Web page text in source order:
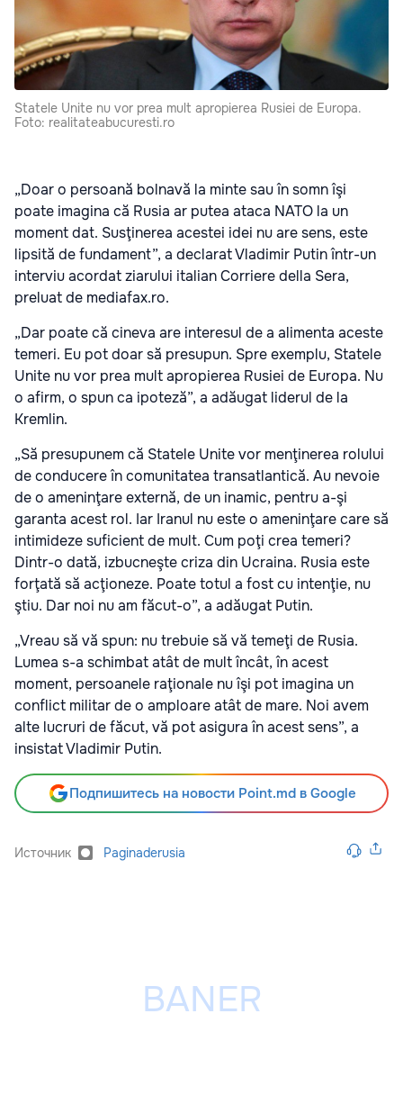
Statele Unite nu vor prea mult apropierea Rusiei de Europa.
Foto: realitateabucuresti.ro
„Doar o persoană bolnavă la minte sau în somn îşi
poate imagina că Rusia ar putea ataca NATO la un
moment dat. Susţinerea acestei idei nu are sens, este
lipsită de fundament”, a declarat Vladimir Putin într-un
interviu acordat ziarului italian Corriere della Sera,
preluat de mediafax.ro.
„Dar poate că cineva are interesul de a alimenta aceste
temeri. Eu pot doar să presupun. Spre exemplu, Statele
Unite nu vor prea mult apropierea Rusiei de Europa. Nu
o afirm, o spun ca ipoteză”, a adăugat liderul de la
Kremlin.
„Să presupunem că Statele Unite vor menţinerea rolului
de conducere în comunitatea transatlantică. Au nevoie
de o ameninţare externă, de un inamic, pentru a-şi
garanta acest rol. Iar Iranul nu este o ameninţare care să
intimideze suficient de mult. Cum poţi crea temeri?
Dintr-o dată, izbucneşte criza din Ucraina. Rusia este
forţată să acţioneze. Poate totul a fost cu intenţie, nu
ştiu. Dar noi nu am făcut-o”, a adăugat Putin.
„Vreau să vă spun: nu trebuie să vă temeţi de Rusia.
Lumea s-a schimbat atât de mult încât, în acest
moment, persoanele raţionale nu îşi pot imagina un
conflict militar de o amploare atât de mare. Noi avem
alte lucruri de făcut, vă pot asigura în acest sens”, a
insistat Vladimir Putin.
Подпишитесь на новости Point.md в Google
Источник Paginaderusia